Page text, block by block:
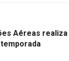
Aéreas realiza